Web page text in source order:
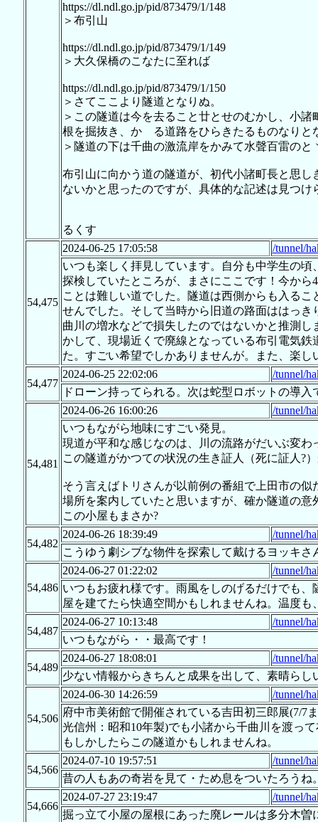
https://dl.ndl.go.jp/pid/873479/1/148
＞布引山
https://dl.ndl.go.jp/pid/873479/1/149
＞大久保橋のこなたに至れば
https://dl.ndl.go.jp/pid/873479/1/150
＞さてここより隧道となりぬ。
＞この隧道は今を去ること廿とせのむかし、小
根を掘抜き、かゝる道路をひらきたるものなりと
＞隧道の下は千曲の激流岸をかみて水聲百雷の
布引山に向かう道の隧道が、初代小諸町長と思
ないかと思ったのですが、具体的な記述は見つけ
るくす
54,475
2024-06-25 17:05:58
/tunnel/
いつも楽しく拝見しています。自分も中学生の
探検していたところが、まさにここです！今か
ことは難しい道でした。隧道は西側からも入る
せんでした。そして当時から旧道の路面ははっ
曲川の増水などで損失したのではないかと推測
かして、現場近くで廃線となっている布引電気
た。すごい希望でしかありませんが。また、楽
54,477
2024-06-25 22:02:06
/tunnel/
ドローン持ってられる。次は蛇型ロボットの導入
54,481
2024-06-26 16:00:26
/tunnel/
いつもながら地味にすごい発見。
現道が平和な感じなのは、川の流路がだいぶ変わ
この隧道がかつての状況の生き証人（死に証人?
そう言えばトリさんが以前例の番組で上田市の似
場所を案内していたと思いますが、確か隧道の意
この小屋もまさか?
54,482
2024-06-26 18:39:49
/tunnel/
こうゆう劇シブな物件を探索して戴けるヨッキさ
54,486
2024-06-27 01:22:02
/tunnel/
いつもお疲れ様です。雨風をしのげるだけでも
屋を建てたら快適空間かもしれませんね。温度
54,487
2024-06-27 10:13:48
/tunnel/
いつもながら・・最高です！
54,489
2024-06-27 18:08:01
/tunnel/
少ない情報からきちんと成果を出して、素晴らし
54,506
2024-06-30 14:26:59
/tunnel/
府中市美術館で開催されている吉田初三郎展(7/7
光信州：昭和10年製)でも小諸から千曲川を渡っ
もしかしたらこの隧道かもしれませんね。
54,566
2024-07-10 19:57:51
/tunnel/
昔の人もあの奇岩を見て・ため息をついたろう
54,666
2024-07-27 23:19:47
/tunnel/
掘っ立て小屋の屋根にあった廃レールは多分木